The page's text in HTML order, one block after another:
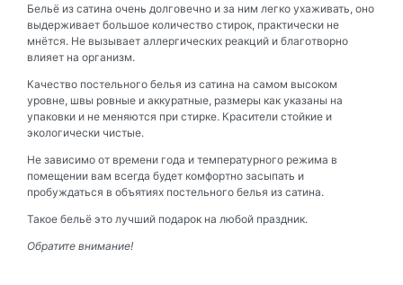
Бельё из сатина очень долговечно и за ним легко ухаживать, оно
выдерживает большое количество стирок, практически не
мнётся. Не вызывает аллергических реакций и благотворно
влияет на организм.
Качество постельного белья из сатина на самом высоком
уровне, швы ровные и аккуратные, размеры как указаны на
упаковки и не меняются при стирке. Красители стойкие и
экологически чистые.
Не зависимо от времени года и температурного режима в
помещении вам всегда будет комфортно засыпать и
пробуждаться в объятиях постельного белья из сатина.
Такое бельё это лучший подарок на любой праздник.
Обратите внимание!